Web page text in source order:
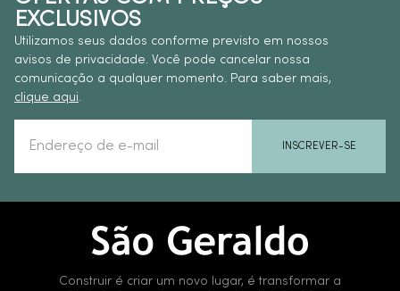
EXCLUSIVOS
Utilizamos seus dados conforme previsto em nossos
avisos de privacidade. Você pode cancelar nossa
comunicação a qualquer momento. Para saber mais,
clique aqui.
INSCREVER-SE
Construir é criar um novo lugar, é transformar a